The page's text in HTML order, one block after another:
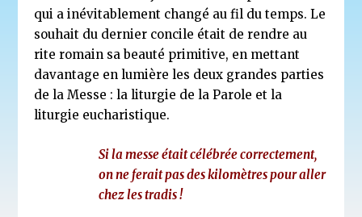
qui a inévitablement changé au fil du temps. Le
souhait du dernier concile était de rendre au
rite romain sa beauté primitive, en mettant
davantage en lumière les deux grandes parties
de la Messe : la liturgie de la Parole et la
liturgie eucharistique.
Si la messe était célébrée correctement,
on ne ferait pas des kilomètres pour aller
chez les tradis !